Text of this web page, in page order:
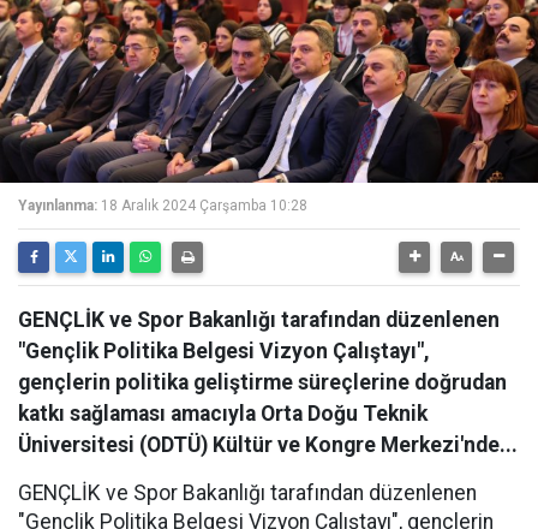
Yayınlanma: 18 Aralık 2024 Çarşamba 10:28
GENÇLİK ve Spor Bakanlığı tarafından düzenlenen
"Gençlik Politika Belgesi Vizyon Çalıştayı",
gençlerin politika geliştirme süreçlerine doğrudan
katkı sağlaması amacıyla Orta Doğu Teknik
Üniversitesi (ODTÜ) Kültür ve Kongre Merkezi'nde...
GENÇLİK ve Spor Bakanlığı tarafından düzenlenen
"Gençlik Politika Belgesi Vizyon Çalıştayı", gençlerin